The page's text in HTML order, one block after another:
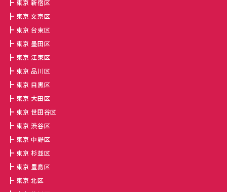
東京 新宿区
東京 文京区
東京 台東区
東京 墨田区
東京 江東区
東京 品川区
東京 目黒区
東京 大田区
東京 世田谷区
東京 渋谷区
東京 中野区
東京 杉並区
東京 豊島区
東京 北区